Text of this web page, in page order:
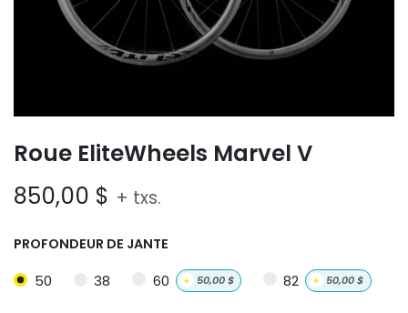
Roue EliteWheels Marvel V
850,00 $ + txs.
PROFONDEUR DE JANTE
50 38 60 + 50,00$ 82 + 50,00$